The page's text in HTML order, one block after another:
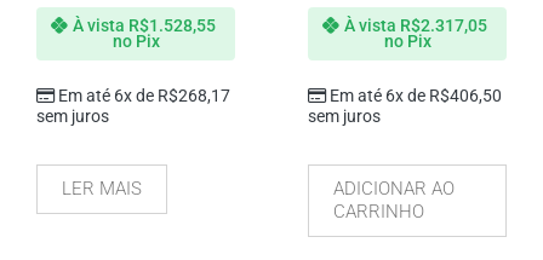
Em até 6x de R$268,17
sem juros
À vista R$1.528,55
no Pix
LER MAIS
Em até 6x de R$406,50
sem juros
À vista R$2.317,05
no Pix
ADICIONAR AO
CARRINHO